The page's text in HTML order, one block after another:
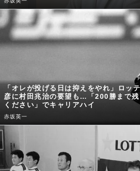
「オレが投げる日は抑えをやれ」ロッ
彦に村田兆治の要望も…「200勝まで
ください」でキャリアハイ
赤坂英一